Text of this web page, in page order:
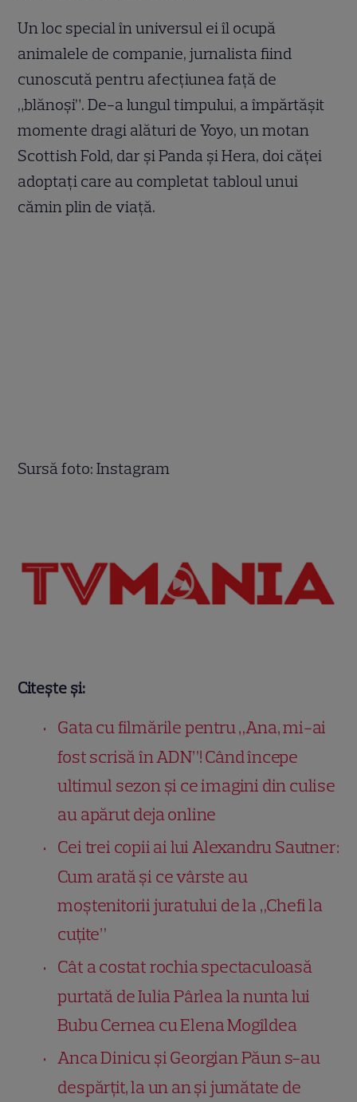
Un loc special în universul ei îl ocupă
animalele de companie, jurnalista fiind
cunoscută pentru afecțiunea față de
„blănoși”. De-a lungul timpului, a împărtășit
momente dragi alături de Yoyo, un motan
Scottish Fold, dar și Panda și Hera, doi căței
adoptați care au completat tabloul unui
cămin plin de viață.
Sursă foto: Instagram
Citește și:
Gata cu filmările pentru „Ana, mi-ai
fost scrisă în ADN”! Când începe
ultimul sezon și ce imagini din culise
au apărut deja online
Cei trei copii ai lui Alexandru Sautner:
Cum arată și ce vârste au
moștenitorii juratului de la „Chefi la
cuțite”
Cât a costat rochia spectaculoasă
purtată de Iulia Pârlea la nunta lui
Bubu Cernea cu Elena Mogîldea
Anca Dinicu și Georgian Păun s-au
despărțit, la un an și jumătate de